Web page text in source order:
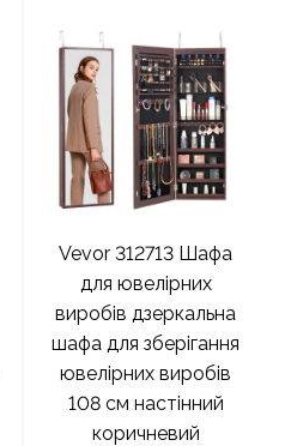
Vevor 312713 Шафа
для ювелірних
виробів дзеркальна
шафа для зберігання
ювелірних виробів
108 см настінний
коричневий